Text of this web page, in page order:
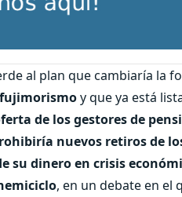
al plan que cambiaría la
fujimorismoy que ya está
de los gestores de
nuevos retiros de
dinero en crisis
, en un debate en el